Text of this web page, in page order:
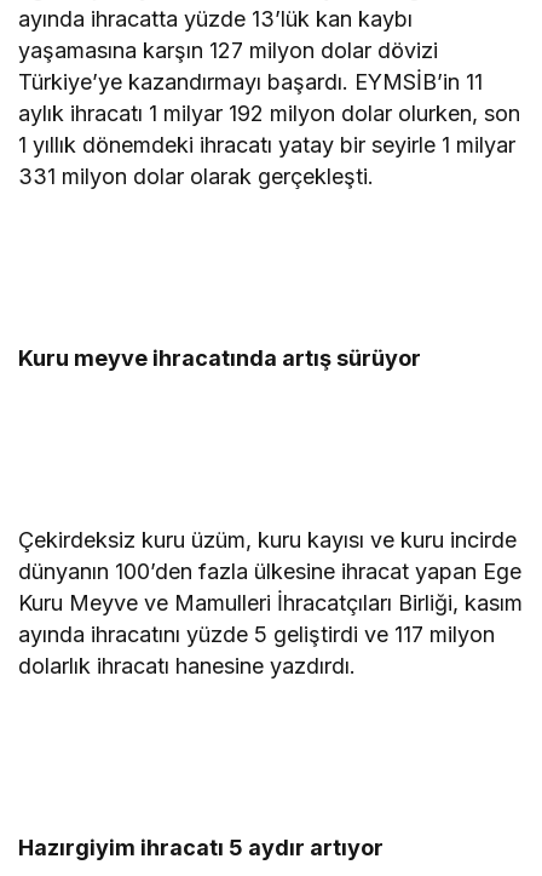
ayında ihracatta yüzde 13’lük kan kaybı
yaşamasına karşın 127 milyon dolar dövizi
Türkiye’ye kazandırmayı başardı. EYMSİB’in 11
aylık ihracatı 1 milyar 192 milyon dolar olurken, son
1 yıllık dönemdeki ihracatı yatay bir seyirle 1 milyar
331 milyon dolar olarak gerçekleşti.
Kuru meyve ihracatında artış sürüyor
Çekirdeksiz kuru üzüm, kuru kayısı ve kuru incirde
dünyanın 100’den fazla ülkesine ihracat yapan Ege
Kuru Meyve ve Mamulleri İhracatçıları Birliği, kasım
ayında ihracatını yüzde 5 geliştirdi ve 117 milyon
dolarlık ihracatı hanesine yazdırdı.
Hazırgiyim ihracatı 5 aydır artıyor